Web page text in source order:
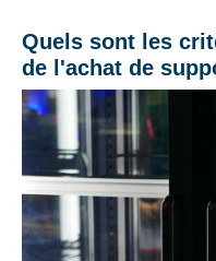
Quels sont les
de l'achat de